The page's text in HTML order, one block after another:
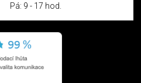
Pá: 9 - 17 hod.